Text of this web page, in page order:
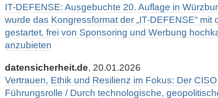
IT-DEFENSE: Ausgebuchte 20. Auflage in
wurde das Kongressformat der „IT-DEFENSE“ mit
gestartet, frei von Sponsoring und Werbung
anzubieten
datensicherheit.de, 20.01.2026
Vertrauen, Ethik und Resilienz im Fokus: Der
Führungsrolle / Durch technologische,